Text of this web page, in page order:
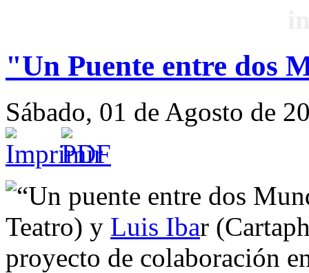
"Un Puente entre dos
Sábado, 01 de Agosto de
“Un puente entre dos
Teatro) y Luis Ibar
proyecto de colaboración